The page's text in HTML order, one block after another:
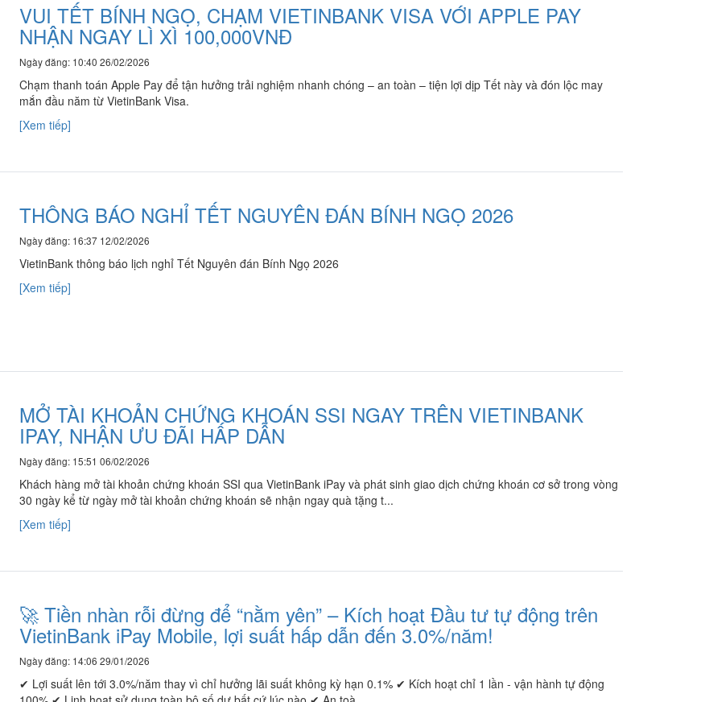
VUI TẾT BÍNH NGỌ, CHẠM VIETINBANK VISA VỚI APPLE PAY
NHẬN NGAY LÌ XÌ 100,000VNĐ
Ngày đăng: 10:40 26/02/2026
Chạm thanh toán Apple Pay để tận hưởng trải nghiệm nhanh chóng – an toàn – tiện lợi dịp Tết này và đón lộc may
mắn đầu năm từ VietinBank Visa.
[Xem tiếp]
THÔNG BÁO NGHỈ TẾT NGUYÊN ĐÁN BÍNH NGỌ 2026
Ngày đăng: 16:37 12/02/2026
VietinBank thông báo lịch nghỉ Tết Nguyên đán Bính Ngọ 2026
[Xem tiếp]
MỞ TÀI KHOẢN CHỨNG KHOÁN SSI NGAY TRÊN VIETINBANK
IPAY, NHẬN ƯU ĐÃI HẤP DẪN
Ngày đăng: 15:51 06/02/2026
Khách hàng mở tài khoản chứng khoán SSI qua VietinBank iPay và phát sinh giao dịch chứng khoán cơ sở trong vòng
30 ngày kể từ ngày mở tài khoản chứng khoán sẽ nhận ngay quà tặng t...
[Xem tiếp]
🚀 Tiền nhàn rỗi đừng để “nằm yên” – Kích hoạt Đầu tư tự động trên
VietinBank iPay Mobile, lợi suất hấp dẫn đến 3.0%/năm!
Ngày đăng: 14:06 29/01/2026
✔ Lợi suất lên tới 3.0%/năm thay vì chỉ hưởng lãi suất không kỳ hạn 0.1% ✔ Kích hoạt chỉ 1 lần - vận hành tự động